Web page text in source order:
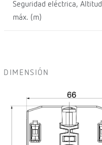
Seguridad eléctrica, Altitud
máx. (m)
DIMENSIÓN